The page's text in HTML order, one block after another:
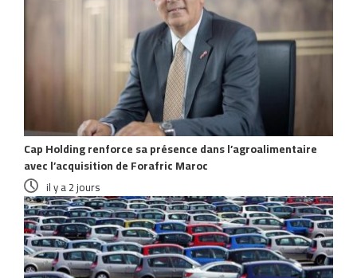
Cap Holding renforce sa présence dans l’agroalimentaire
avec l’acquisition de Forafric Maroc
il y a 2 jours